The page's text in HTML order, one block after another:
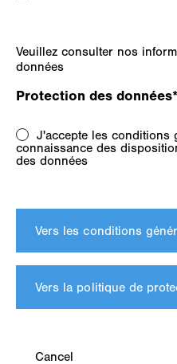
Veuillez consulter nos
données
Protection des données*
connaissance des
des données
Vers les conditions
Vers la politique de
Cancel